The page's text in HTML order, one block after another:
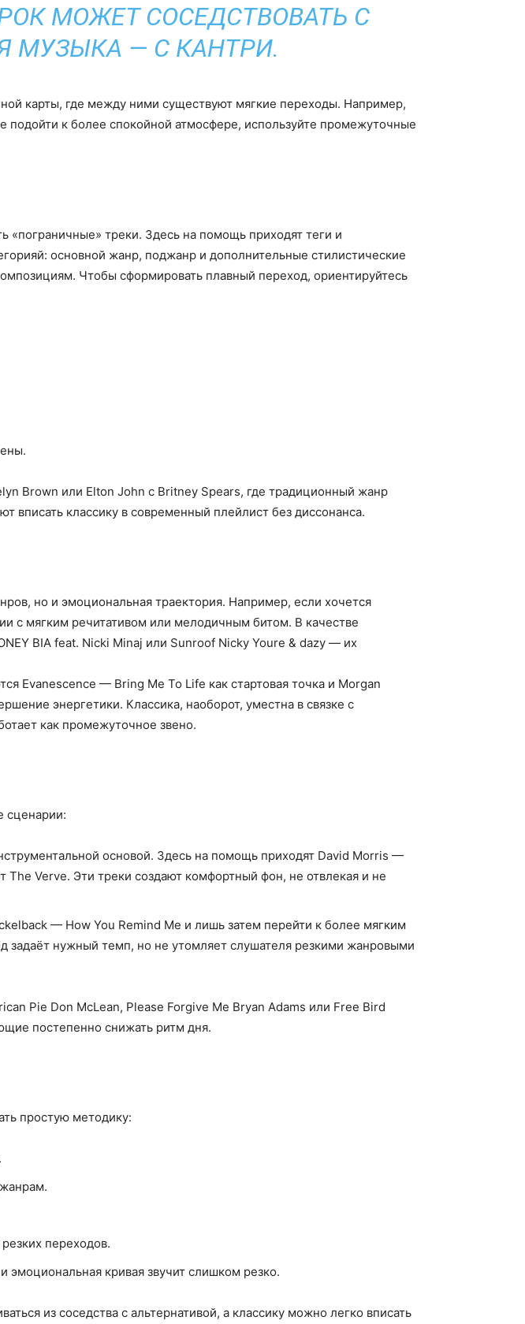
МОЖЕТ СОСЕДСТВОВАТЬ С
МУЗЫКА — С КАНТРИ.
карты, где между ними существуют мягкие переходы. Например,
к более спокойной атмосфере, используйте промежуточные
треки. Здесь на помощь приходят теги и
основной жанр, поджанр и дополнительные стилистические
Чтобы сформировать плавный переход, ориентируйтесь
Brown или Elton John с Britney Spears, где традиционный жанр
вписать классику в современный плейлист без диссонанса.
но и эмоциональная траектория. Например, если хочется
с мягким речитативом или мелодичным битом. В качестве
BIA feat. Nicki Minaj или Sunroof Nicky Youre & dazy — их
Evanescence — Bring Me To Life как стартовая точка и Morgan
энергетики. Классика, наоборот, уместна в связке с
как промежуточное звено.
сценарии:
основой. Здесь на помощь приходят David Morris —
Verve. Эти треки создают комфортный фон, не отвлекая и не
— How You Remind Me и лишь затем перейти к более мягким
задаёт нужный темп, но не утомляет слушателя резкими жанровыми
Pie Don McLean, Please Forgive Me Bryan Adams или Free Bird
постепенно снижать ритм дня.
простую методику:
переходов.
кривая звучит слишком резко.
из соседства с альтернативой, а классику можно легко вписать